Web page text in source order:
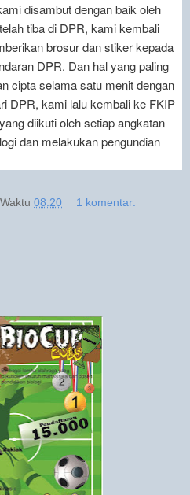
disambut dengan baik oleh
tiba di DPR, kami kembali
brosur dan stiker kepada
DPR. Dan hal yang paling
cipta selama satu menit dengan
DPR, kami lalu kembali ke FKIP
diikuti oleh setiap angkatan
dan melakukan pengundian
Waktu 08.20 1 komentar: